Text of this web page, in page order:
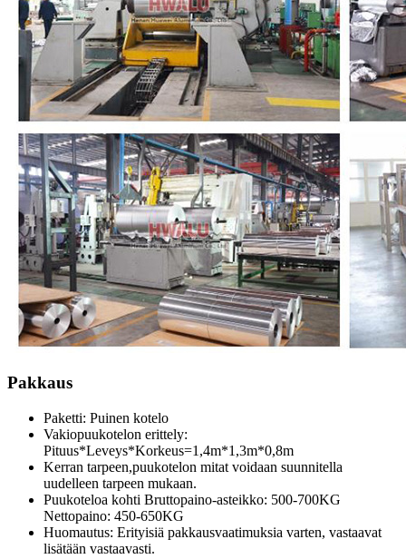
Pakkaus
Paketti: Puinen kotelo
Vakiopuukotelon erittely:
Pituus*Leveys*Korkeus=1,4m*1,3m*0,8m
Kerran tarpeen,puukotelon mitat voidaan suunnitella
uudelleen tarpeen mukaan.
Puukoteloa kohti Bruttopaino-asteikko: 500-700KG
Nettopaino: 450-650KG
Huomautus: Erityisiä pakkausvaatimuksia varten, vastaavat
lisätään vastaavasti.